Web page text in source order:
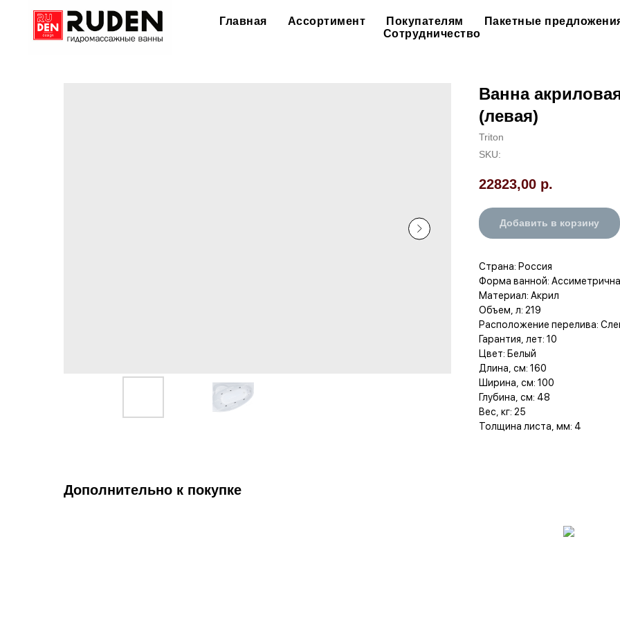
Главная Ассортимент Покупателям
Пакетные
Сотрудничество
Ванна
(левая)
Triton
SKU:
22823,00 р.
Добавить в корзину
Страна: Россия
Форма ванной:
Материал: Акрил
Объем, л: 219
Расположение перелива:
Гарантия, лет: 10
Цвет: Белый
Длина, см: 160
Ширина, см: 100
Глубина, см: 48
Вес, кг: 25
Толщина листа, мм: 4
Дополнительно к покупке